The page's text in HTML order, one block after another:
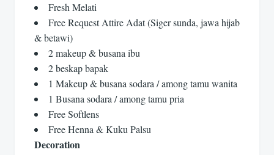
Fresh Melati
Free Request Attire Adat (Siger sunda, jawa hijab
& betawi)
2 makeup & busana ibu
2 beskap bapak
1 Makeup & busana sodara / among tamu wanita
1 Busana sodara / among tamu pria
Free Softlens
Free Henna & Kuku Palsu
Decoration